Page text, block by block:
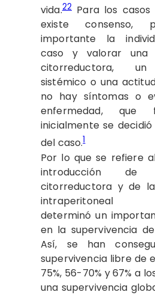
vida.22 Para los
existe
importante la
caso y valorar una
citorreductora,
sistémico o una
no hay síntomas o
enfermedad,
inicialmente se
del caso.1
Por lo que se refiere
introducción
citorreductora y de
intraperitoneal
determinó un
en la supervivencia
Así, se han
supervivencia libre de
75%, 56-70% y 67% a
una supervivencia